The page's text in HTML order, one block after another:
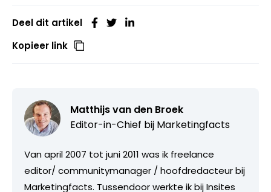
Deel dit artikel
Kopieer link
Matthijs van den Broek
Editor-in-Chief bij Marketingfacts
Van april 2007 tot juni 2011 was ik freelance
editor/ communitymanager / hoofdredacteur bij
Marketingfacts. Tussendoor werkte ik bij Insites